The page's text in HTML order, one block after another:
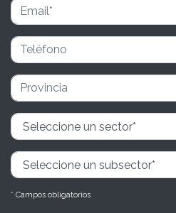
* Campos obligatorios